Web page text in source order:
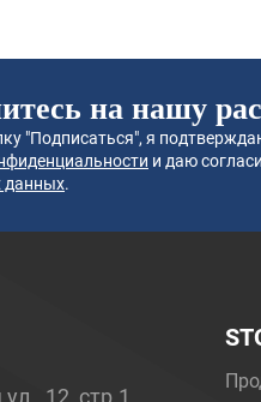
на нашу
"Подписаться", я
и даю
данных.
12, стр.1